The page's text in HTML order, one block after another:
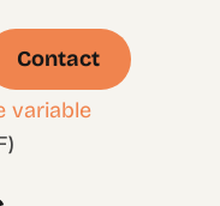
Contact
et
variable